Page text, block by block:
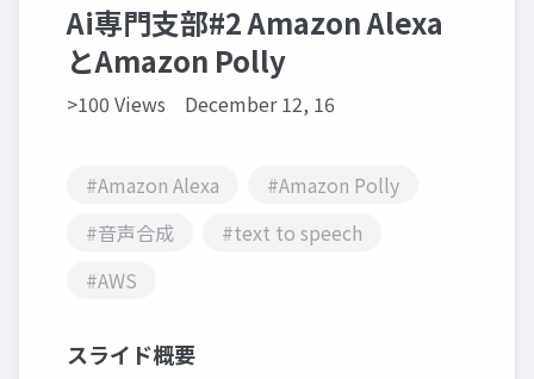
Ai専門支部#2 Amazon Alexa
とAmazon Polly
>100 Views December 12, 16
#Amazon Alexa
#Amazon Polly
#音声合成
#text to speech
#AWS
スライド概要